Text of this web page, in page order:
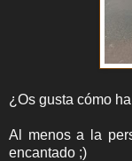
¿Os gusta cómo
Al menos a la
encantado ;)